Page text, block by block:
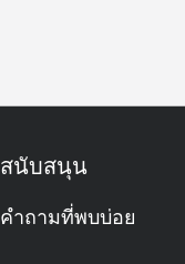
สนับสนุน
คำถามที่พบบ่อย